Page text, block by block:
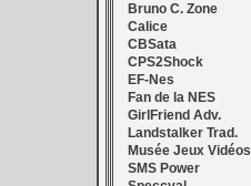
Bruno C. Zone
Calice
CBSata
CPS2Shock
EF-Nes
Fan de la NES
GirlFriend Adv.
Landstalker Trad.
Musée Jeux Vidéos
SMS Power